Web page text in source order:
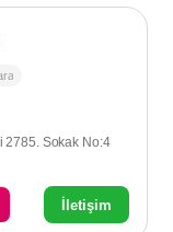
2785. Sokak No:4
İletişim